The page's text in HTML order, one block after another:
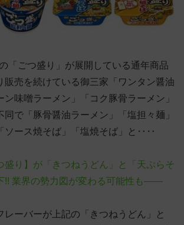
「ごつ盛り」が展開している通年商品
販売を続けている御三家「ワンタン醤油
ン味噌ラーメン」「コク豚骨ラーメン」
同で「豚骨醤油ラーメン」「塩担々麺」
ソース焼そば」「塩焼そば」と‥‥
盛り】が「きつねうどん」と「天ぷらそ
!! 業界の勢力図が変わる可能性も——
レーバーが上記の「きつねうどん」と